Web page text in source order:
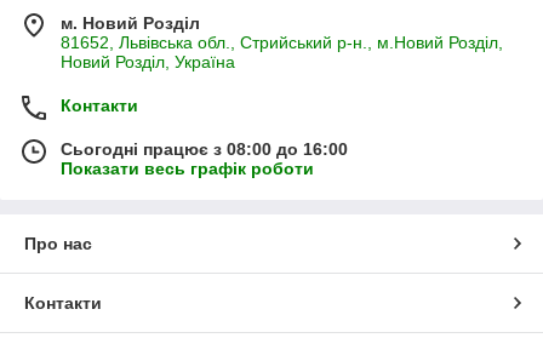
м. Новий Розділ
81652, Львівська обл., Стрийський р-н., м.Новий Розділ,
Новий Розділ, Україна
Контакти
Сьогодні працює з 08:00 до 16:00
Показати весь графік роботи
Про нас
Контакти